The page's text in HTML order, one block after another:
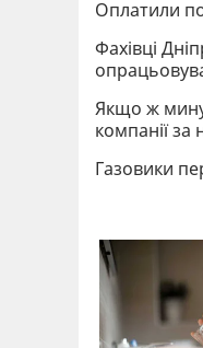
Оплатили
Фахівці
Якщо ж
компанії
Газовики